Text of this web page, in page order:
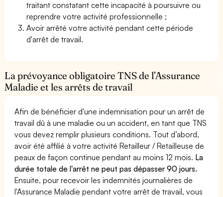
traitant constatant cette incapacité à poursuivre ou
reprendre votre activité professionnelle ;
Avoir arrêté votre activité pendant cette période
d'arrêt de travail.
La prévoyance obligatoire TNS de l’Assurance
Maladie et les arrêts de travail
Afin de bénéficier d'une indemnisation pour un arrêt de
travail dû à une maladie ou un accident, en tant que TNS
vous devez remplir plusieurs conditions. Tout d’abord,
avoir été affilié à votre activité Retailleur / Retailleuse de
peaux de façon continue pendant au moins 12 mois. La
durée totale de l'arrêt ne peut pas dépasser 90 jours.
Ensuite, pour recevoir les indemnités journalières de
l'Assurance Maladie pendant votre arrêt de travail, vous